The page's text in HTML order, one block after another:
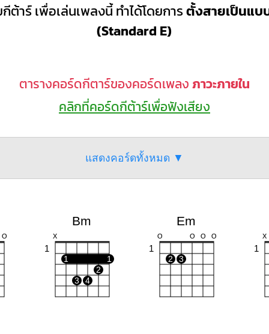
ต้าร์ เพื่อเล่นเพลงนี้ ทำได้โดยการตั้งสายเป็นแบ
(Standard E)
ตารางคอร์ดกีตาร์ของคอร์ดเพลงภาวะภายใน
คลิกที่คอร์ดกีต้าร์เพื่อฟังเสียง
แสดงคอร์ดทั้งหมด ▼
O
Bm
X
1
1
1
2
3
4
Em
O O O O
1
2 3
X
1